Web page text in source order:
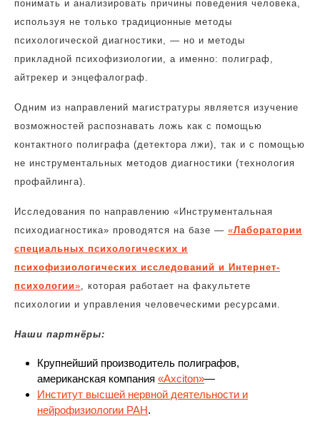
понимать и анализировать причины поведения человека,
используя не только традиционные методы
психологической диагностики, — но и методы
прикладной психофизиологии, а именно: полиграф,
айтрекер и энцефалограф.
Одним из направлений магистратуры является изучение
возможностей распознавать ложь как с помощью
контактного полиграфа (детектора лжи), так и с помощью
не инструментальных методов диагностики (технология
профайлинга).
Исследования по направлению «Инструментальная
психодиагностика» проводятся на базе — «Лаборатории
специальных психологических и
психофизиологических исследований и Интернет-
психологии», которая работает на факультете
психологии и управления человеческими ресурсами.
Наши партнёры:
Крупнейший производитель полиграфов,
американская компания «Axсiton»—
Институт высшей нервной деятельности и
нейрофизиологии РАН.